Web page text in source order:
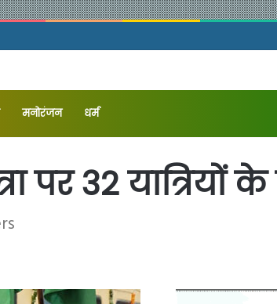
मनोरंजन धर्म
32 यात्रियों के